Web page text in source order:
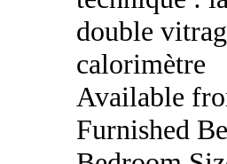
double
calorimètre
Available
Furnished